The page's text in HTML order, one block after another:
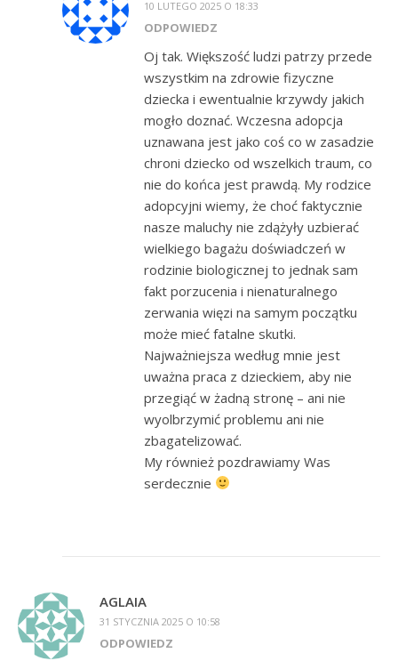
10 LUTEGO 2025 O 18:33
ODPOWIEDZ
Oj tak. Większość ludzi patrzy przede
wszystkim na zdrowie fizyczne
dziecka i ewentualnie krzywdy jakich
mogło doznać. Wczesna adopcja
uznawana jest jako coś co w zasadzie
chroni dziecko od wszelkich traum, co
nie do końca jest prawdą. My rodzice
adopcyjni wiemy, że choć faktycznie
nasze maluchy nie zdążyły uzbierać
wielkiego bagażu doświadczeń w
rodzinie biologicznej to jednak sam
fakt porzucenia i nienaturalnego
zerwania więzi na samym początku
może mieć fatalne skutki.
Najważniejsza według mnie jest
uważna praca z dzieckiem, aby nie
przegiąć w żadną stronę – ani nie
wyolbrzymić problemu ani nie
zbagatelizować.
My również pozdrawiamy Was
serdecznie
AGLAIA
31 STYCZNIA 2025 O 10:58
ODPOWIEDZ